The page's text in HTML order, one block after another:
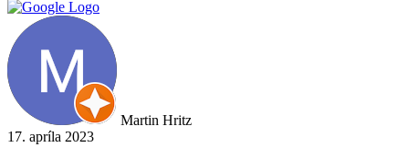
Martin Hritz
17. apríla 2023